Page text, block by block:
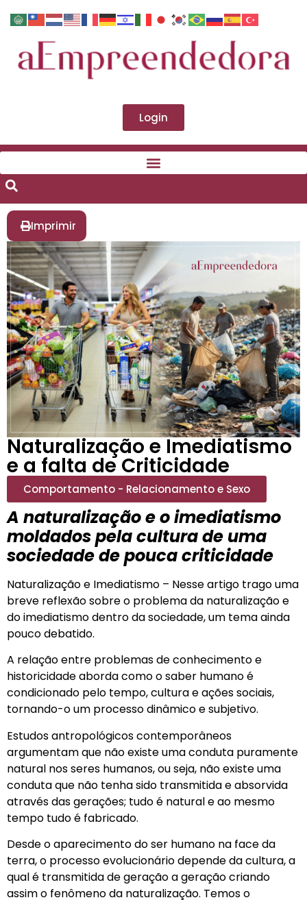
Login
Imprimir
Naturalização e Imediatismo
e a falta de Criticidade
Comportamento - Relacionamento e Sexo
A naturalização e o imediatismo
moldados pela cultura de uma
sociedade de pouca criticidade
Naturalização e Imediatismo – Nesse artigo trago uma
breve reflexão sobre o problema da naturalização e
do imediatismo dentro da sociedade, um tema ainda
pouco debatido.
A relação entre problemas de conhecimento e
historicidade aborda como o saber humano é
condicionado pelo tempo, cultura e ações sociais,
tornando-o um processo dinâmico e subjetivo.
Estudos antropológicos contemporâneos
argumentam que não existe uma conduta puramente
natural nos seres humanos, ou seja, não existe uma
conduta que não tenha sido transmitida e absorvida
através das gerações; tudo é natural e ao mesmo
tempo tudo é fabricado.
Desde o aparecimento do ser humano na face da
terra, o processo evolucionário depende da cultura, a
qual é transmitida de geração a geração criando
assim o fenômeno da naturalização. Temos o